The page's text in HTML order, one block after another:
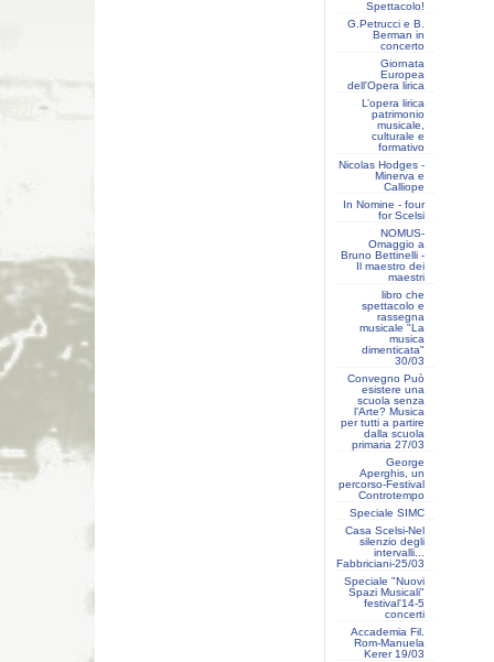
Spettacolo!
G.Petrucci e B.
Berman in
concerto
Giornata
Europea
dell'Opera lirica
L’opera lirica
patrimonio
musicale,
culturale e
formativo
Nicolas Hodges -
Minerva e
Calliope
In Nomine - four
for Scelsi
NOMUS-
Omaggio a
Bruno Bettinelli -
Il maestro dei
maestri
libro che
spettacolo e
rassegna
musicale "La
musica
dimenticata"
30/03
Convegno Può
esistere una
scuola senza
l’Arte? Musica
per tutti a partire
dalla scuola
primaria 27/03
George
Aperghis, un
percorso-Festival
Controtempo
Speciale SIMC
Casa Scelsi-Nel
silenzio degli
intervalli...
Fabbriciani-25/03
Speciale "Nuovi
Spazi Musicali"
festival'14-5
concerti
Accademia Fil.
Rom-Manuela
Kerer 19/03